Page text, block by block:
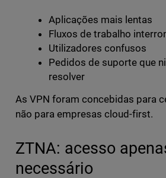
Aplicações mais lentas
Fluxos de trabalho
Utilizadores confusos
Pedidos de suporte que
resolver
As VPN foram concebidas para
não para empresas cloud-first.
ZTNA: acesso
necessário